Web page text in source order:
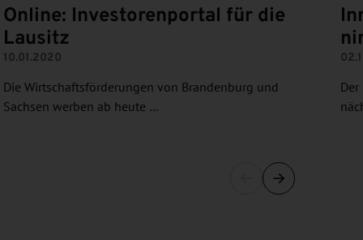
Online: Investorenportal für die
Lausitz
10.01.2020
Die Wirtschaftsförderungen von Brandenburg und
Sachsen werben ab heute …